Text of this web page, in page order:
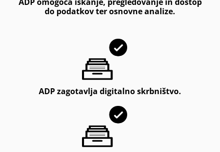
do podatkov ter osnovne analize.
ADP zagotavlja digitalno skrbništvo.